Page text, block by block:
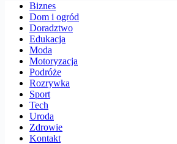
Biznes
Dom i ogród
Doradztwo
Edukacja
Moda
Motoryzacja
Podróże
Rozrywka
Sport
Tech
Uroda
Zdrowie
Kontakt